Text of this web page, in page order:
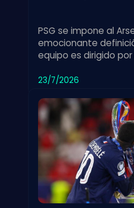
PSG se impone al
emocionante
equipo es dirigido por
historia de la
23/7/2026